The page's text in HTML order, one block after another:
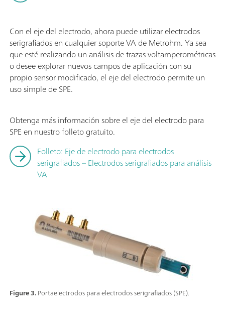
Figure 3.Portaelectrodos para electrodos serigrafiados (SPE).
Con el eje del electrodo, ahora puede utilizar electrodos
serigrafiados en cualquier soporte VA de Metrohm. Ya sea
que esté realizando un análisis de trazas voltamperométricas
o desee explorar nuevos campos de aplicación con su
propio sensor modificado, el eje del electrodo permite un
uso simple de SPE.
Obtenga más información sobre el eje del electrodo para
SPE en nuestro folleto gratuito.
Folleto: Eje de electrodo para electrodos
serigrafiados – Electrodos serigrafiados para análisis
VA